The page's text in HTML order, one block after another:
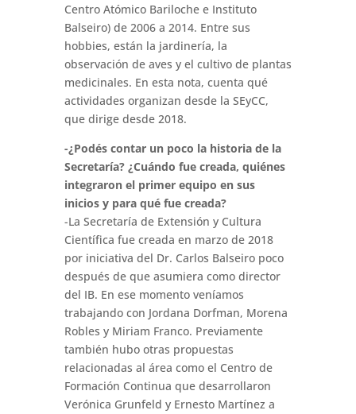
Centro Atómico Bariloche e Instituto
Balseiro) de 2006 a 2014. Entre sus
hobbies, están la jardinería, la
observación de aves y el cultivo de plantas
medicinales. En esta nota, cuenta qué
actividades organizan desde la SEyCC,
que dirige desde 2018.
-¿Podés contar un poco la historia de la
Secretaría? ¿Cuándo fue creada, quiénes
integraron el primer equipo en sus
inicios y para qué fue creada?
-La Secretaría de Extensión y Cultura
Científica fue creada en marzo de 2018
por iniciativa del Dr. Carlos Balseiro poco
después de que asumiera como director
del IB. En ese momento veníamos
trabajando con Jordana Dorfman, Morena
Robles y Miriam Franco. Previamente
también hubo otras propuestas
relacionadas al área como el Centro de
Formación Continua que desarrollaron
Verónica Grunfeld y Ernesto Martínez a